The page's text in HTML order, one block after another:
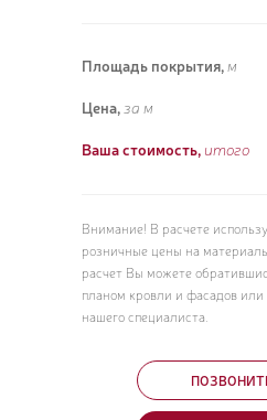
Площадь покрытия, м
Цена, за м
Ваша стоимость, итого
Внимание! В расчете
розничные цены на
расчет Вы можете
планом кровли и фасадов или
нашего специалиста.